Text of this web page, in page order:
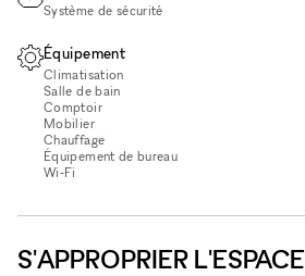
Système de sécurité
Équipement
Climatisation
Salle de bain
Comptoir
Mobilier
Chauffage
Équipement de bureau
Wi‑Fi
S'APPROPRIER L'ESPACE